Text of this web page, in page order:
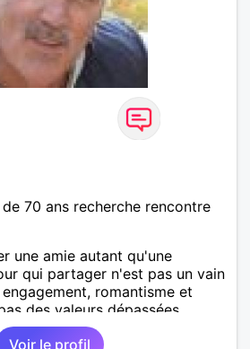
70 ans recherche rencontre
une amie autant qu'une
qui partager n'est pas un vain
romantisme et
des valeurs dépassées.
Voir le profil